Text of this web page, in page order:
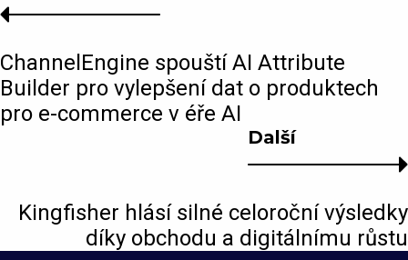
Další
Kingfisher hlásí silné celoroční výsledky
díky obchodu a digitálnímu růstu
ChannelEngine spouští AI Attribute
Builder pro vylepšení dat o produktech
pro e-commerce v éře AI